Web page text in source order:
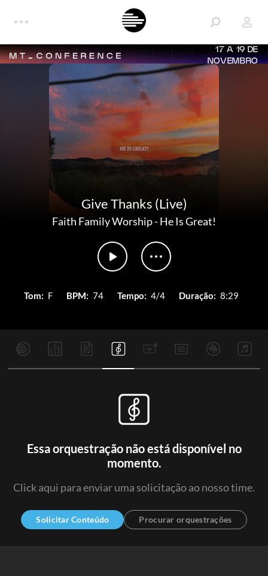
17 A 19 DE
NOVEMBRO
Give Thanks (Live)
Faith Family Worship-He Is Great!
Tom: F BPM: 74 Tempo: 4/4 Duração: 8:29
Essa orquestração não está disponível no
momento.
Click aqui para enviar uma solicitação ao nosso time.
Solicitar Conteúdo Procurar orquestrações